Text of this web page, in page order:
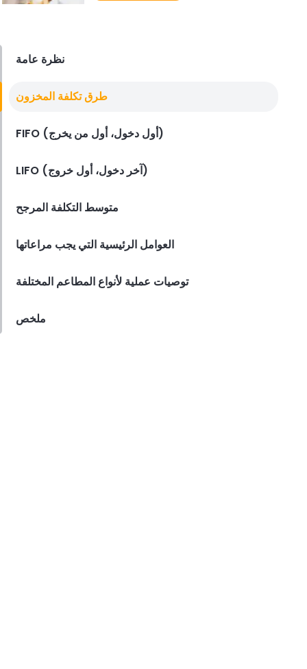
Employee Scheduling
قائمة مراجعة تدريب موظفي المطعم
Derrick McMahon
Derrick McMahon
Restaurant Management
نظرة عامة
طرق تكلفة المخزون
FIFO (أول دخول، أول من يخرج)
LIFO (آخر دخول، أول خروج)
متوسط التكلفة المرجح
العوامل الرئيسية التي يجب مراعاتها
توصيات عملية لأنواع المطاعم المختلفة
ملخص